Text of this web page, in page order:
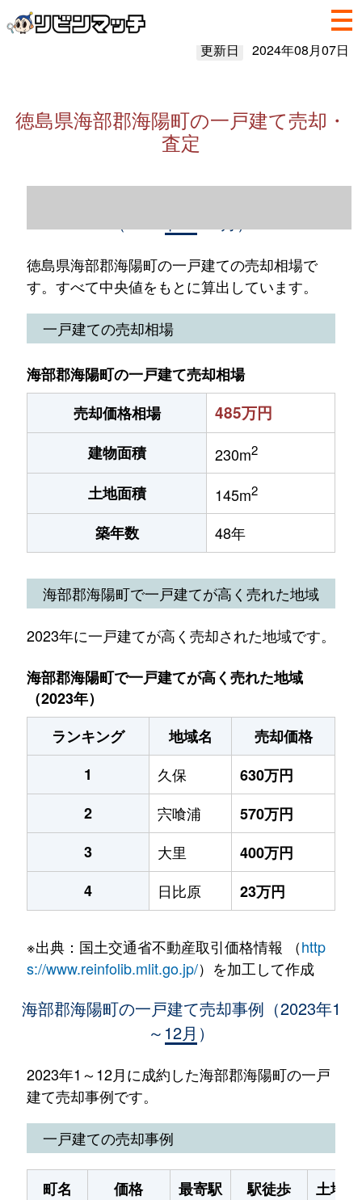
更新日 2024年08月07日
徳島県海部郡海陽町の一戸建て売却・
査定
徳島県海部郡海陽町の一戸建ての売却相場で
す。すべて中央値をもとに算出しています。
一戸建ての売却相場
海部郡海陽町の一戸建て売却相場
売却価格相場
485万円
建物面積 230m2
土地面積 145m2
築年数 48年
海部郡海陽町で一戸建てが高く売れた地域
2023年に一戸建てが高く売却された地域です。
海部郡海陽町で一戸建てが高く売れた地域
（2023年）
ランキング
地域名
売却価格
1
久保
630万円
2
宍喰浦
570万円
3
大里
400万円
4
日比原 23万円
※出典：国土交通省不動産取引価格情報 （http
s://www.reinfolib.mlit.go.jp/）を加工して作成
海部郡海陽町の一戸建て売却事例（2023年1
～12月）
2023年1～12月に成約した海部郡海陽町の一戸
建て売却事例です。
一戸建ての売却事例
町名 価格 最寄駅 駅徒歩
土地